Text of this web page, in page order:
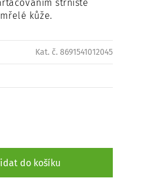
strniště
kůže.
Kat. č. 8691541012045
do košíku